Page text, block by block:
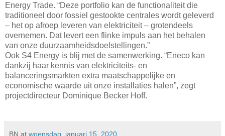
Energy Trade. “Deze portfolio kan de functionaliteit die
traditioneel door fossiel gestookte centrales wordt geleverd
– het op afroep leveren van elektriciteit – grotendeels
overnemen. Dat levert een flinke impuls aan het behalen
van onze duurzaamheidsdoelstellingen.”
Ook S4 Energy is blij met de samenwerking. “Eneco kan
dankzij haar kennis van elektriciteits- en
balanceringsmarkten extra maatschappelijke en
economische waarde uit onze installaties halen”, zegt
projectdirecteur Dominique Becker Hoff.
BN at woensdag, januari 15, 2020